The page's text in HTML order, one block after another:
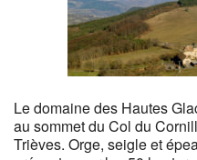
Le domaine des Hautes
au sommet du Col du
Trièves. Orge, seigle et